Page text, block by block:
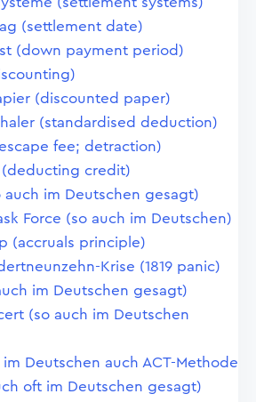
(settlement date)
(down payment period)
(discounted paper)
(standardised deduction)
fee; detraction)
credit)
auch im Deutschen gesagt)
Force (so auch im Deutschen)
(accruals principle)
Krise (1819 panic)
im Deutschen gesagt)
(so auch im Deutschen
Deutschen auch ACT-Methode
oft im Deutschen gesagt)